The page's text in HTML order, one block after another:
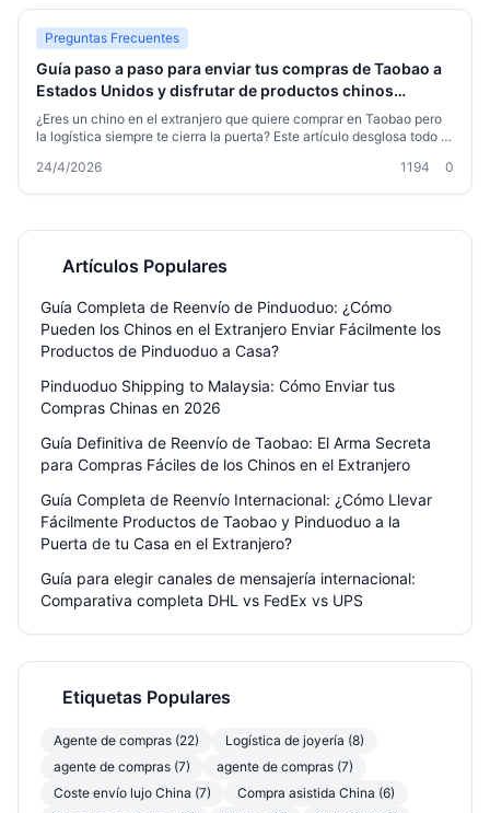
ayudándote a disfrutar fácilmente de la libertad de comprar en T
Preguntas Frecuentes
Guía paso a paso para enviar tus compras de Taobao a
Estados Unidos y disfrutar de productos chinos
fácilmente
¿Eres un chino en el extranjero que quiere comprar en Taobao pero
la logística siempre te cierra la puerta? Este artículo desglosa todo el
criterios para elegir una empresa de reenvío a EE. UU. y comparte
24/4/2026 1194 0
Artículos Populares
Guía Completa de Reenvío de Pinduoduo: ¿Cómo
Pueden los Chinos en el Extranjero Enviar Fácilmente los
Productos de Pinduoduo a Casa?
Pinduoduo Shipping to Malaysia: Cómo Enviar tus
Compras Chinas en 2026
Guía Definitiva de Reenvío de Taobao: El Arma Secreta
para Compras Fáciles de los Chinos en el Extranjero
Guía Completa de Reenvío Internacional: ¿Cómo Llevar
Fácilmente Productos de Taobao y Pinduoduo a la
Puerta de tu Casa en el Extranjero?
Guía para elegir canales de mensajería internacional:
Comparativa completa DHL vs FedEx vs UPS
Etiquetas Populares
Agente de compras (22)
Logística de joyería (8)
agente de compras (7)
agente de compras (7)
Coste envío lujo China (7)
Compra asistida China (6)